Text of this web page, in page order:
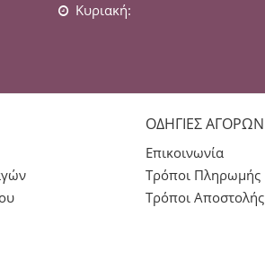
Κυριακή:
ΟΔΗΓΙΕΣ ΑΓΟΡΩΝ
Επικοινωνία
Τρόποι Πληρωμής
Τρόποι Αποστολής